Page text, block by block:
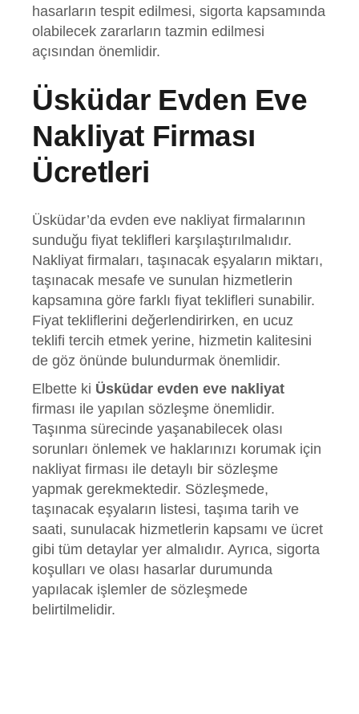
hasarların tespit edilmesi, sigorta kapsamında
olabilecek zararların tazmin edilmesi
açısından önemlidir.
Üsküdar Evden Eve
Nakliyat Firması
Ücretleri
Üsküdar’da evden eve nakliyat firmalarının
sunduğu fiyat teklifleri karşılaştırılmalıdır.
Nakliyat firmaları, taşınacak eşyaların miktarı,
taşınacak mesafe ve sunulan hizmetlerin
kapsamına göre farklı fiyat teklifleri sunabilir.
Fiyat tekliflerini değerlendirirken, en ucuz
teklifi tercih etmek yerine, hizmetin kalitesini
de göz önünde bulundurmak önemlidir.
Elbette ki Üsküdar evden eve nakliyat
firması ile yapılan sözleşme önemlidir.
Taşınma sürecinde yaşanabilecek olası
sorunları önlemek ve haklarınızı korumak için
nakliyat firması ile detaylı bir sözleşme
yapmak gerekmektedir. Sözleşmede,
taşınacak eşyaların listesi, taşıma tarih ve
saati, sunulacak hizmetlerin kapsamı ve ücret
gibi tüm detaylar yer almalıdır. Ayrıca, sigorta
koşulları ve olası hasarlar durumunda
yapılacak işlemler de sözleşmede
belirtilmelidir.